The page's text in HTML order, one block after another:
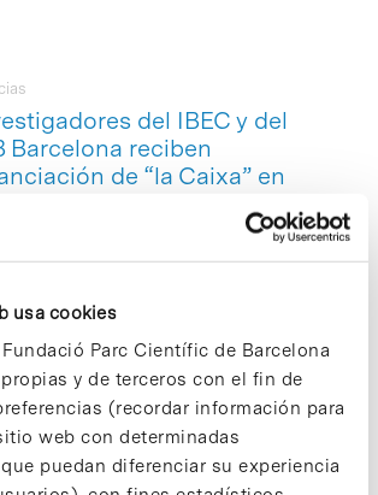
usa cookies
Parc Científic de Barcelona
y de terceros con el fin de
(recordar información para
web con determinadas
puedan diferenciar su experiencia
del IBEC y del
Barcelona reciben
de “la Caixa” en
(IRB) -con sede en el Parque
de Barcelona- forman parte
proyectos ganadores de la
Convocatoria de
en Salud, que organiza la
«la Caixa», que este año
18 millones de euros a 25
biomédicos para enfrentarse